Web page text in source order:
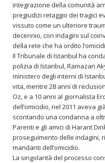
integrazione della comunità
pregiudizi retaggio dei tragici
vissuto come un ulteriore
decennio, con indagini sul
della rete che ha ordito
Il Tribunale di Istanbul ha
polizia di Istanbul, Ramazan
ministero degli interni di
vita, mentre 28 anni di
Oz, e a 10 anni al giornalista
dell’omicidio, nel 2011 aveva
scontando una condanna a
Parenti e gli amici di Harant
proseguimento delle indagini,
mandanti dell’omicidio.
La singolarità del processo